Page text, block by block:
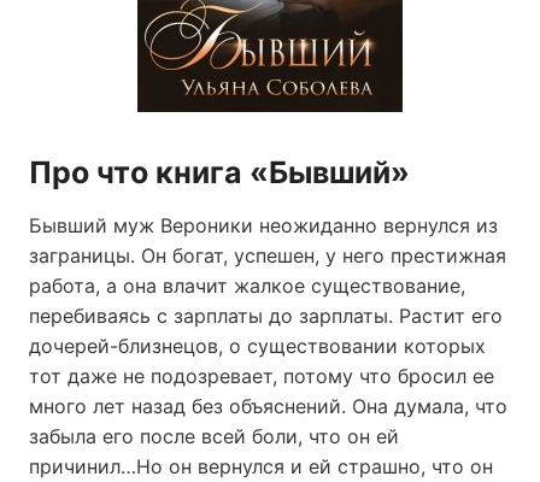
Про что книга «Бывший»
Бывший муж Вероники неожиданно вернулся из
заграницы. Он богат, успешен, у него престижная
работа, а она влачит жалкое существование,
перебиваясь с зарплаты до зарплаты. Растит его
дочерей-близнецов, о существовании которых
тот даже не подозревает, потому что бросил ее
много лет назад без объяснений. Она думала, что
забыла его после всей боли, что он ей
причинил…Но он вернулся и ей страшно, что он